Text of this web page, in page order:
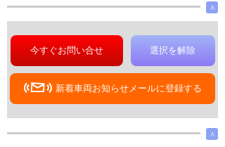
∧
今すぐお問い合せ 選択を解除
新着車両お知らせメールに登録する
∧